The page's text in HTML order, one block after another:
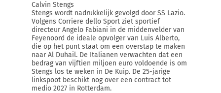
Calvin Stengs
Stengs wordt nadrukkelijk gevolgd door SS Lazio.
Volgens Corriere dello Sport ziet sportief
directeur Angelo Fabiani in de middenvelder van
Feyenoord de ideale opvolger van Luis Alberto,
die op het punt staat om een overstap te maken
naar Al Duhail. De Italianen verwachten dat een
bedrag van vijftien miljoen euro voldoende is om
Stengs los te weken in De Kuip. De 25-jarige
linkspoot beschikt nog over een contract tot
medio 2027 in Rotterdam.